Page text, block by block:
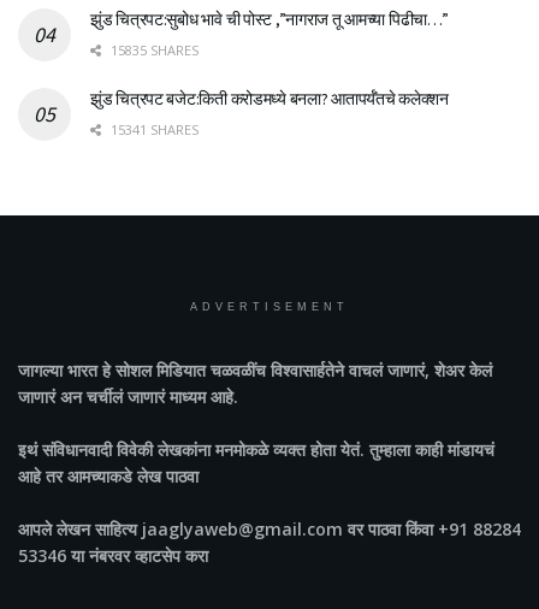
झुंड चित्रपट:सुबोध भावे ची पोस्ट ,”नागराज तू आमच्या पिढीचा…”
15835 SHARES
झुंड चित्रपट बजेट:किती करोडमध्ये बनला? आतापर्यँतचे कलेक्शन
15341 SHARES
ADVERTISEMENT
जागल्या भारतहे सोशल मिडियात चळवळींच विश्वासार्हतेने वाचलं जाणारं, शेअर केलं
जाणारं अन चर्चीलं जाणारं माध्यम आहे.
इथं संविधानवादी विवेकी लेखकांना मनमोकळे व्यक्त होता येतं. तुम्हाला काही मांडायचं
आहे तर आमच्याकडे लेख पाठवा
आपले लेखन साहित्य jaaglyaweb@gmail.com वर पाठवा किंवा +91 88284
53346 या नंबरवर व्हाटसेप करा